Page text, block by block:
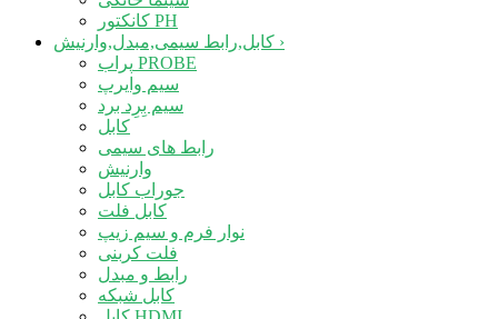
کانکتور PH
›
پراب PROBE
سیم وایرپ
سیم بِرِد برد
کابل
رابط های سیمی
وارنیش
جوراب کابل
کابل فلت
نوار فرم و سیم زیپ
فلت کربنی
رابط و مبدل
کابل شبکه